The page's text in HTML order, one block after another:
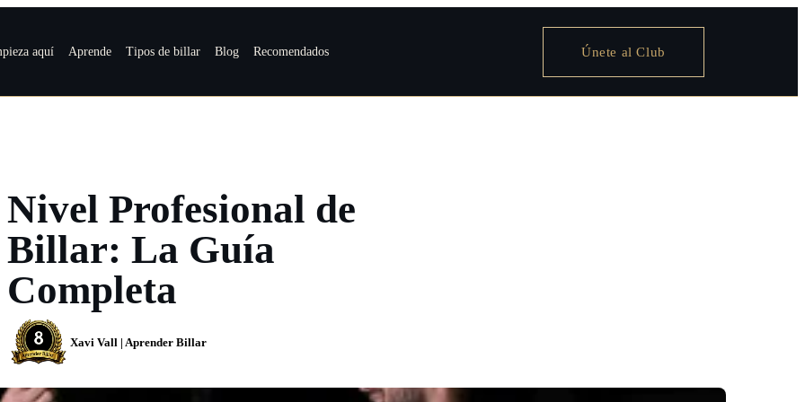
aquí Aprende Tipos de billar Blog Recomendados Únete al Club
Nivel Profesional de
Billar: La Guía
Completa
Xavi Vall | Aprender Billar